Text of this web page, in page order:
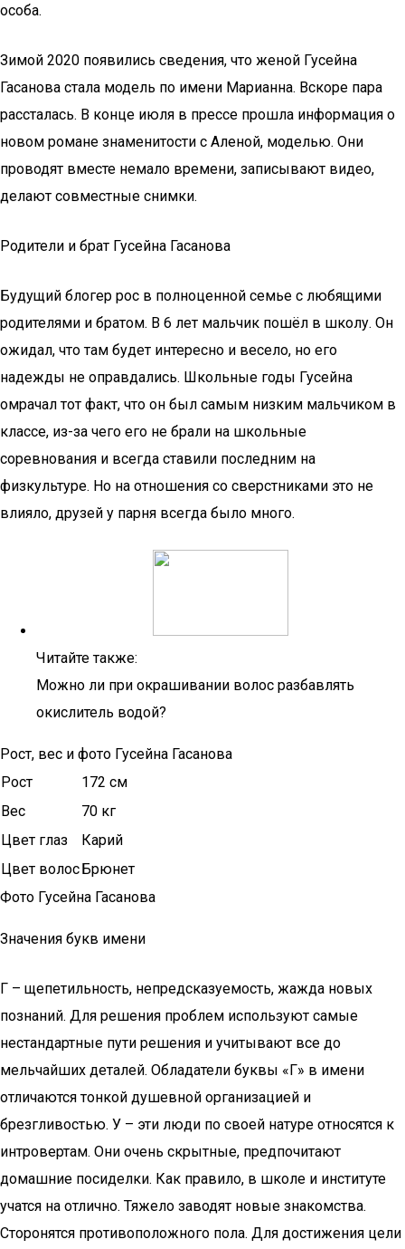
особа.
Зимой 2020 появились сведения, что женой Гусейна
Гасанова стала модель по имени Марианна. Вскоре пара
рассталась. В конце июля в прессе прошла информация о
новом романе знаменитости с Аленой, моделью. Они
проводят вместе немало времени, записывают видео,
делают совместные снимки.
Родители и брат Гусейна Гасанова
Будущий блогер рос в полноценной семье с любящими
родителями и братом. В 6 лет мальчик пошёл в школу. Он
ожидал, что там будет интересно и весело, но его
надежды не оправдались. Школьные годы Гусейна
омрачал тот факт, что он был самым низким мальчиком в
классе, из-за чего его не брали на школьные
соревнования и всегда ставили последним на
физкультуре. Но на отношения со сверстниками это не
влияло, друзей у парня всегда было много.
Читайте также:
Можно ли при окрашивании волос разбавлять
окислитель водой?
Рост, вес и фото Гусейна Гасанова
Рост
172 см
Вес
70 кг
Цвет глаз
Карий
Цвет волосБрюнет
Фото Гусейна Гасанова
Значения букв имени
Г – щепетильность, непредсказуемость, жажда новых
познаний. Для решения проблем используют самые
нестандартные пути решения и учитывают все до
мельчайших деталей. Обладатели буквы «Г» в имени
отличаются тонкой душевной организацией и
брезгливостью. У – эти люди по своей натуре относятся к
интровертам. Они очень скрытные, предпочитают
домашние посиделки. Как правило, в школе и институте
учатся на отлично. Тяжело заводят новые знакомства.
Сторонятся противоположного пола. Для достижения цели